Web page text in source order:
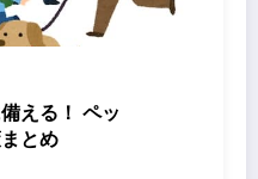
える！ ペッ
とめ